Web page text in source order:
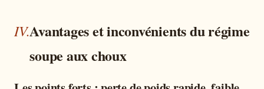
Avantages et inconvénients du régime
soupe aux choux